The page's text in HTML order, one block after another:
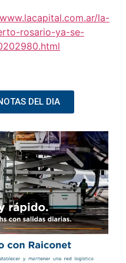
la-
rosario-ya-se-
DEL DIA